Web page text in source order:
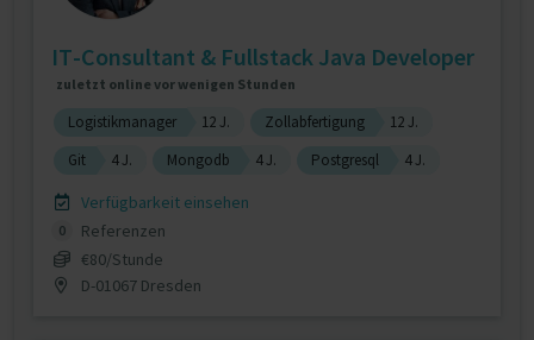
IT-Consultant & Fullstack Java Developer
zuletzt online vor wenigen Stunden
Logistikmanager 12 J. Zollabfertigung
12 J.
Git
4 J. Mongodb 4 J. Postgresql 4 J.
Verfügbarkeit einsehen
0
Referenzen
€80/Stunde
D-01067 Dresden